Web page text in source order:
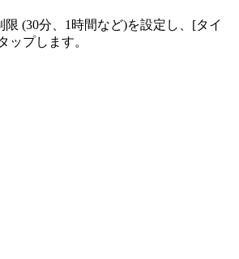
限 (30分、1時間など)を設定し、[タイ
ップします。